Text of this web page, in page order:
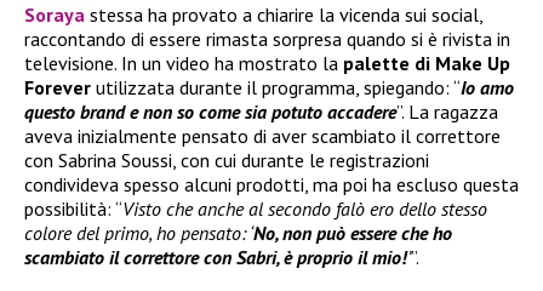
Soraya stessa ha provato a chiarire la vicenda sui social,
raccontando di essere rimasta sorpresa quando si è rivista in
televisione. In un video ha mostrato la palette di Make Up
Forever utilizzata durante il programma, spiegando: “Io amo
questo brand e non so come sia potuto accadere”. La ragazza
aveva inizialmente pensato di aver scambiato il correttore
con Sabrina Soussi, con cui durante le registrazioni
condivideva spesso alcuni prodotti, ma poi ha escluso questa
possibilità: “Visto che anche al secondo falò ero dello stesso
colore del primo, ho pensato: ‘No, non può essere che ho
scambiato il correttore con Sabri, è proprio il mio!’”.